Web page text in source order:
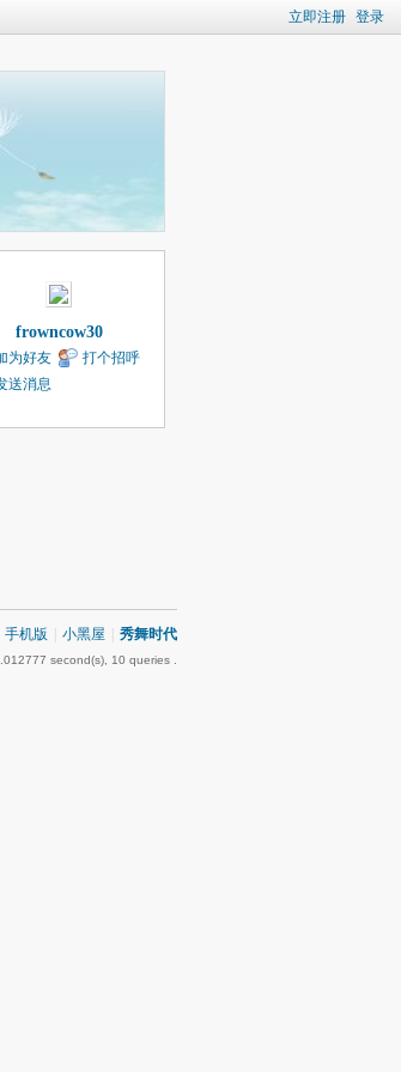
立即注册 登录
frowncow30
为好友
打个招呼
送消息
手机版 小黑屋 秀舞时代
second(s), 10 queries .